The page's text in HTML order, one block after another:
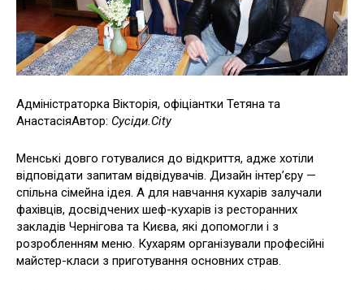
Адміністраторка Вікторія, офіціантки Тетяна та
АнастасіяАвтор: Сусіди.Сіty
Менські довго готувалися до відкриття, адже хотіли
відповідати запитам відвідувачів. Дизайн інтер’єру —
спільна сімейна ідея. А для навчання кухарів залучали
фахівців, досвідчених шеф-кухарів із ресторанних
закладів Чернігова та Києва, які допомогли і з
розробленням меню. Кухарям організували професійні
майстер-класи з приготування основних страв.